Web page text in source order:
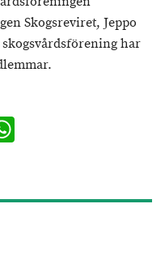
Skogsreviret, Jeppo
har